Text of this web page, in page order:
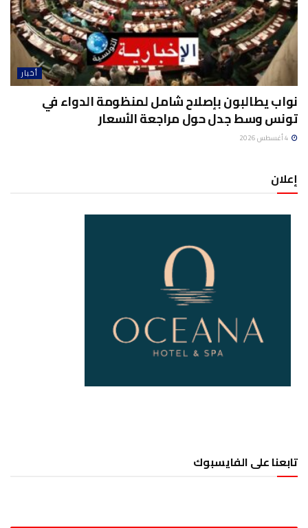
أخبار
نواب يطالبون بإصلاح شامل لمنظومة الدواء في
تونس وسط جدل حول مراجعة الأسعار
إعلان
تابعنا على الفايسبوك